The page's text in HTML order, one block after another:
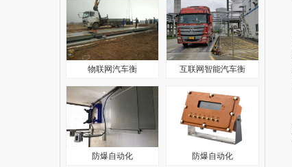
物联网汽车衡 互联网智能汽车衡
防爆自动化 防爆自动化